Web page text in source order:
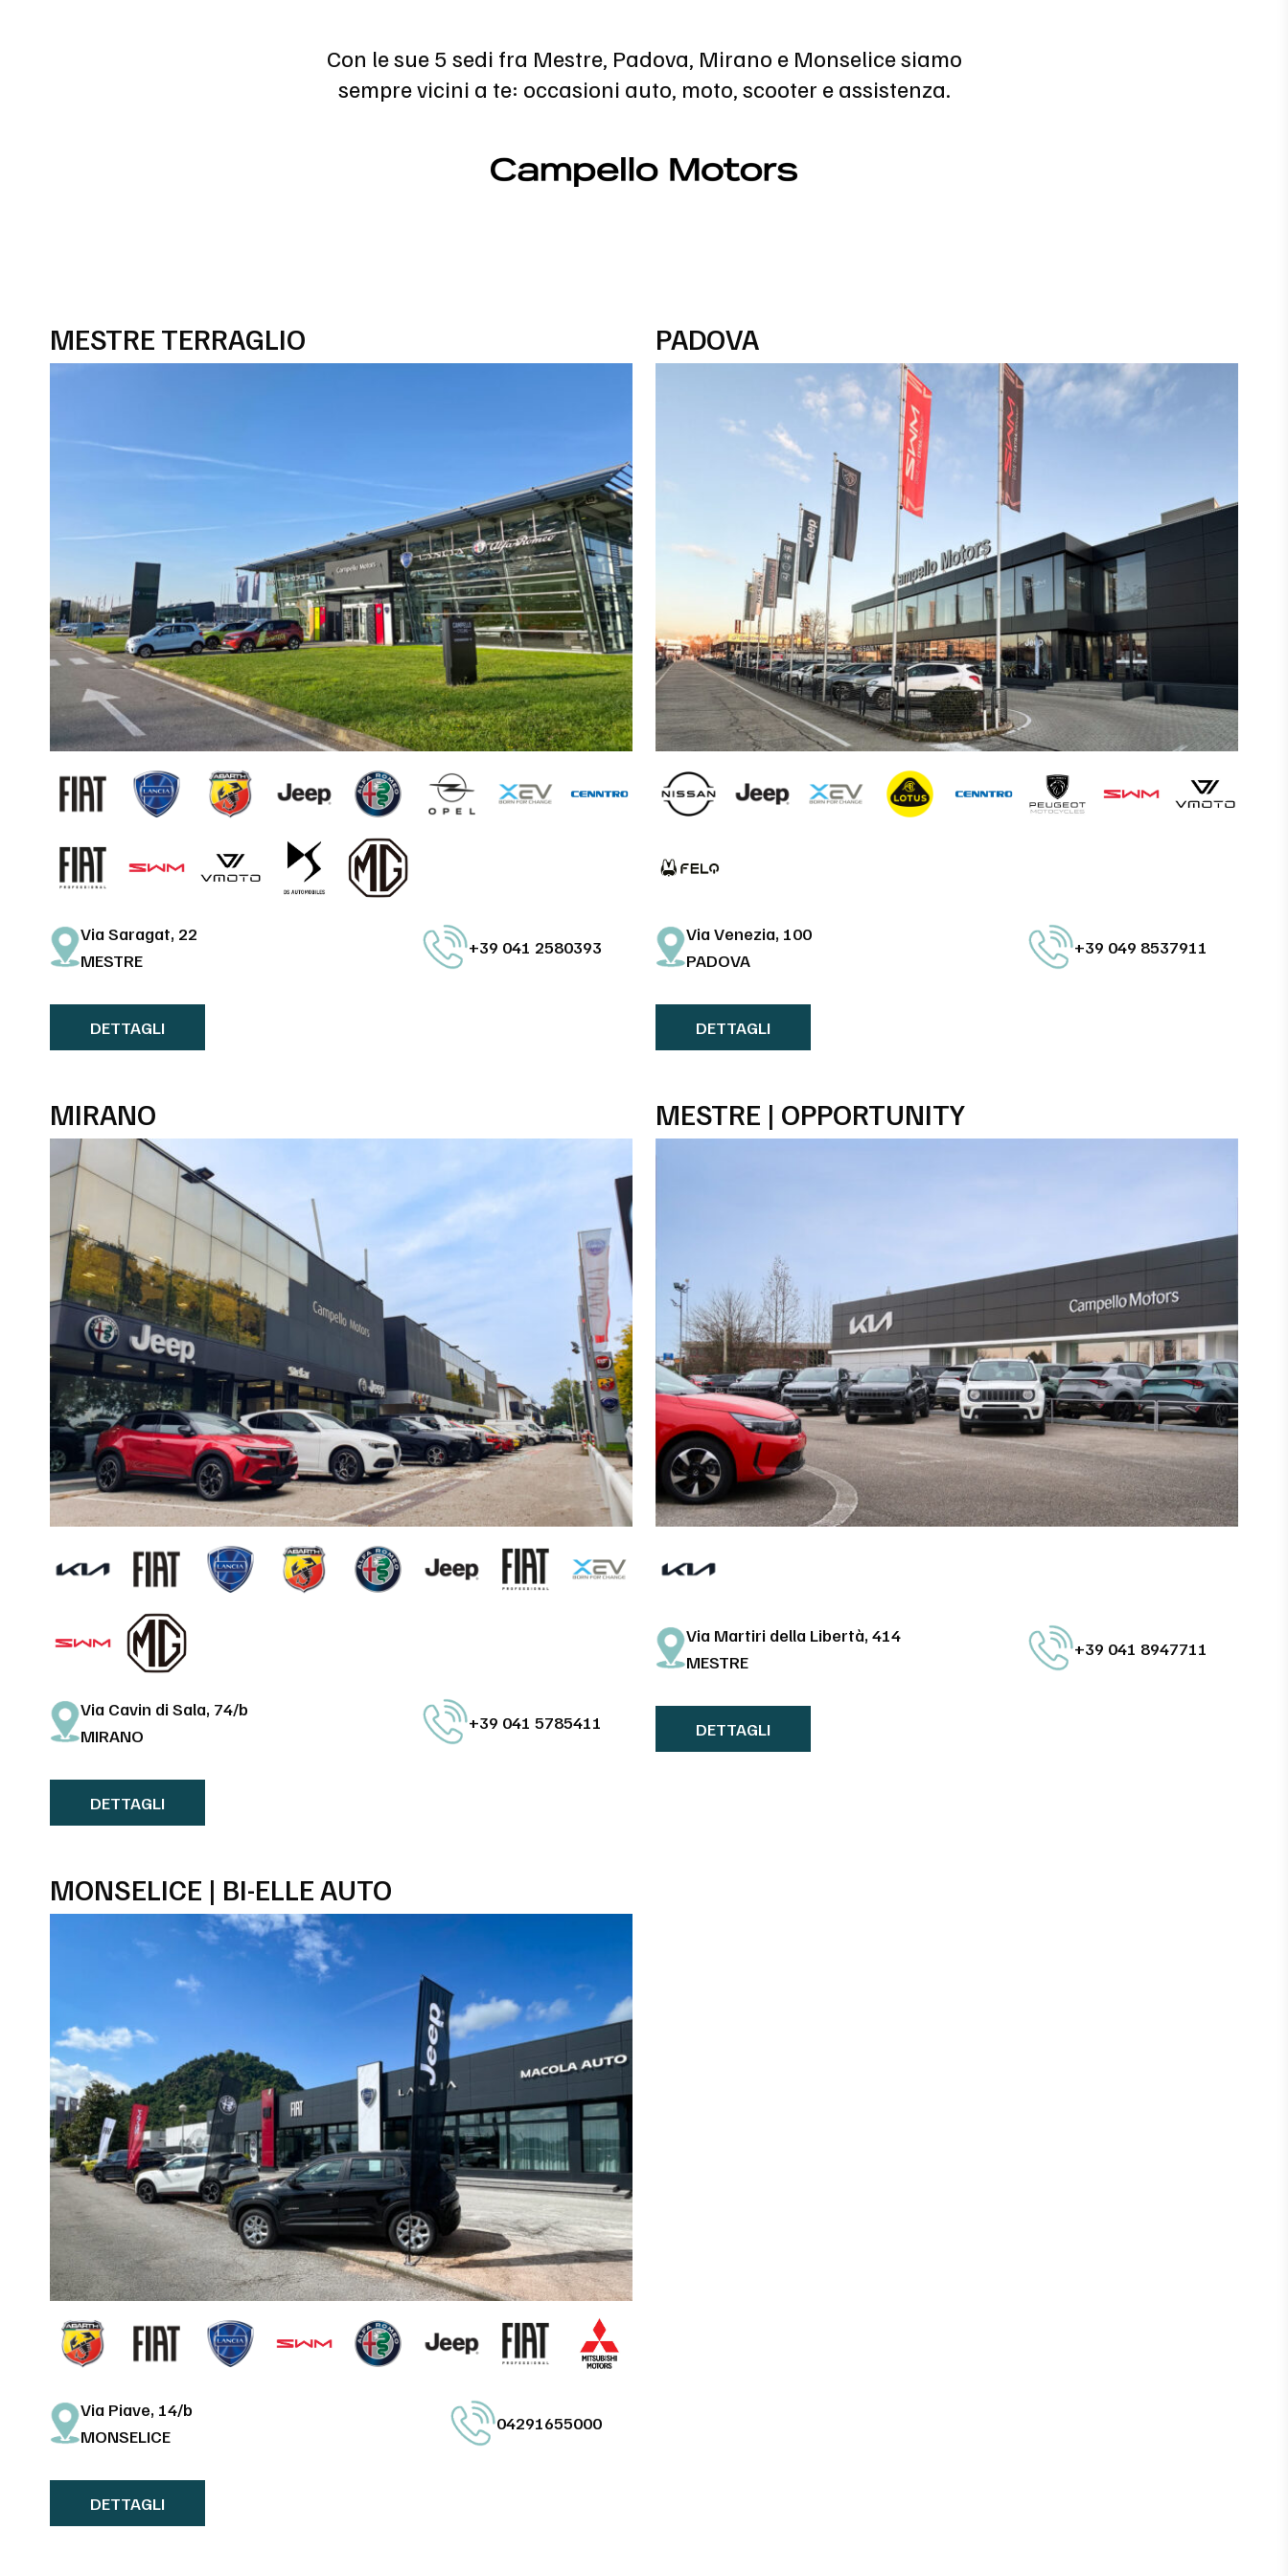
Con le sue 5 sedi fra Mestre, Padova, Mirano e Monselice siamo
sempre vicini a te: occasioni auto, moto, scooter e assistenza.
MESTRE TERRAGLIO
Via Saragat, 22
MESTRE
+39 041 2580393
DETTAGLI
PADOVA
Via Venezia, 100
PADOVA
+39 049 8537911
DETTAGLI
MIRANO
Via Cavin di Sala, 74/b
MIRANO
+39 041 5785411
DETTAGLI
MESTRE | OPPORTUNITY
Via Martiri della Libertà, 414
MESTRE
+39 041 8947711
DETTAGLI
MONSELICE | BI-ELLE AUTO
Via Piave, 14/b
MONSELICE
04291655000
DETTAGLI